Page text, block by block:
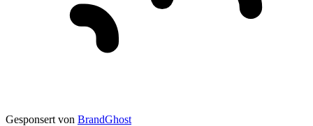
Gesponsert von BrandGhost